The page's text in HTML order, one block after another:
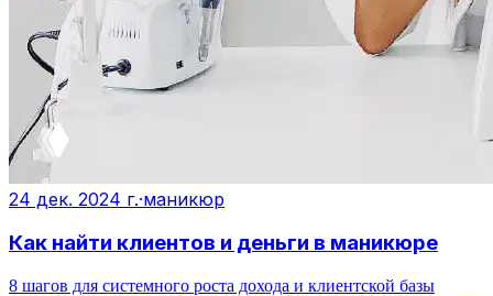
24 дек. 2024 г.·маникюр
Как найти клиентов и деньги в маникюре
8 шагов для системного роста дохода и клиентской базы